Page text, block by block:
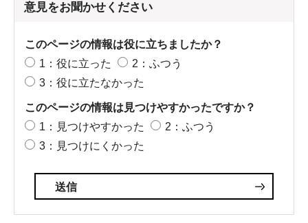
意見をお聞かせください
このページの情報は役に立ちましたか？
1：役に立った
2：ふつう
3：役に立たなかった
このページの情報は見つけやすかったですか？
1：見つけやすかった
2：ふつう
3：見つけにくかった